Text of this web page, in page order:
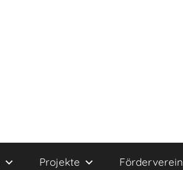
Projekte Förderverein